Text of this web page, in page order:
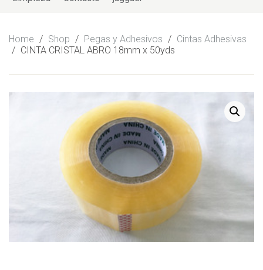
Home / Shop / Pegas y Adhesivos / Cintas Adhesivas
/ CINTA CRISTAL ABRO 18mm x 50yds